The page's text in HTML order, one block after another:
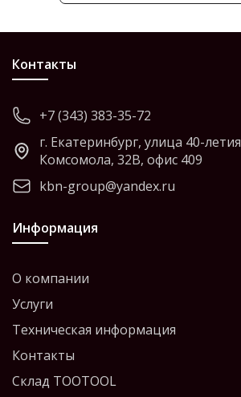
Контакты
+7 (343) 383-35-72
г. Екатеринбург, улица 40-летия
Комсомола, 32В, офис 409
kbn-group@yandex.ru
Информация
О компании
Услуги
Техническая информация
Контакты
Склад TOOTOOL